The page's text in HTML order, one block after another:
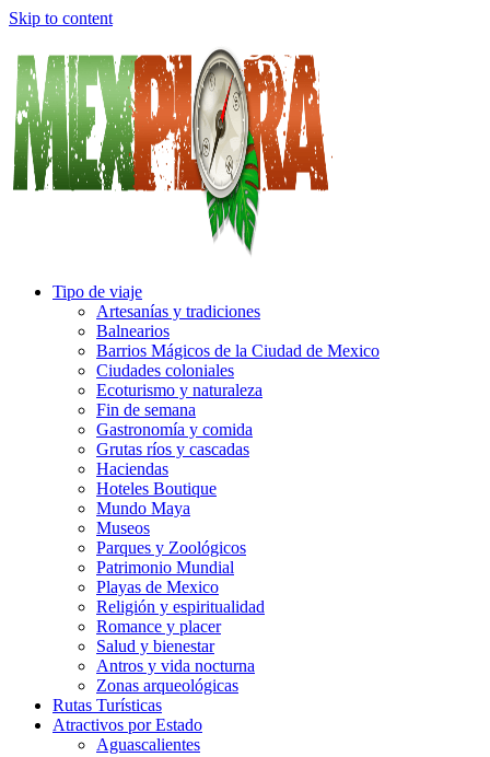
Skip to content
Tipo de viaje
Artesanías y tradiciones
Balnearios
Barrios Mágicos de la Ciudad de Mexico
Ciudades coloniales
Ecoturismo y naturaleza
Fin de semana
Gastronomía y comida
Grutas ríos y cascadas
Haciendas
Hoteles Boutique
Mundo Maya
Museos
Parques y Zoológicos
Patrimonio Mundial
Playas de Mexico
Religión y espiritualidad
Romance y placer
Salud y bienestar
Antros y vida nocturna
Zonas arqueológicas
Rutas Turísticas
Atractivos por Estado
Aguascalientes